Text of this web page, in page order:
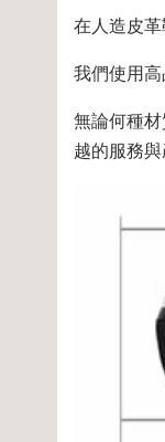
在人造皮革
我們使用
無論何種
越的服務